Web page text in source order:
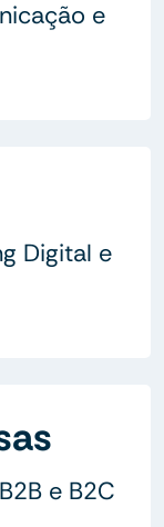
e
Digital e
e B2C